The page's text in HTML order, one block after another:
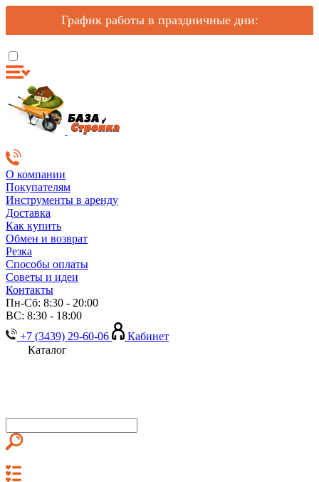
График работы в праздничные дни:
О компании
Покупателям
Инструменты в аренду
Доставка
Как купить
Обмен и возврат
Резка
Способы оплаты
Советы и идеи
Контакты
Пн-Сб: 8:30 - 20:00
ВС: 8:30 - 18:00
+7 (3439) 29-60-06
Кабинет
Каталог